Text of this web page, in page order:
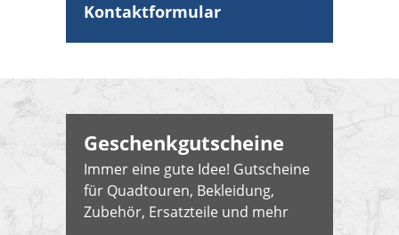
Kontaktformular
Geschenkgutscheine
Immer eine gute Idee! Gutscheine
für Quadtouren, Bekleidung,
Zubehör, Ersatzteile und mehr